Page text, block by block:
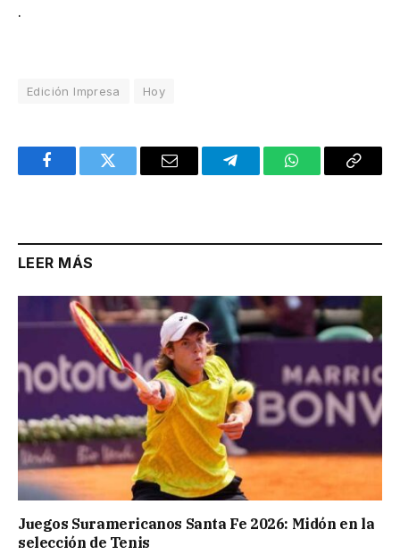
.
Edición Impresa Hoy
FacebookTwitter Email TelegramWhatsAppCopy
LEER MÁS
Juegos Suramericanos Santa Fe 2026: Midón en la
selección de Tenis